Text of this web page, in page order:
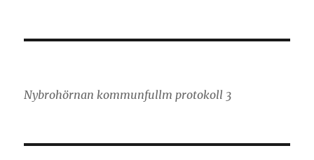
Nybrohörnan kommunfullm protokoll 3